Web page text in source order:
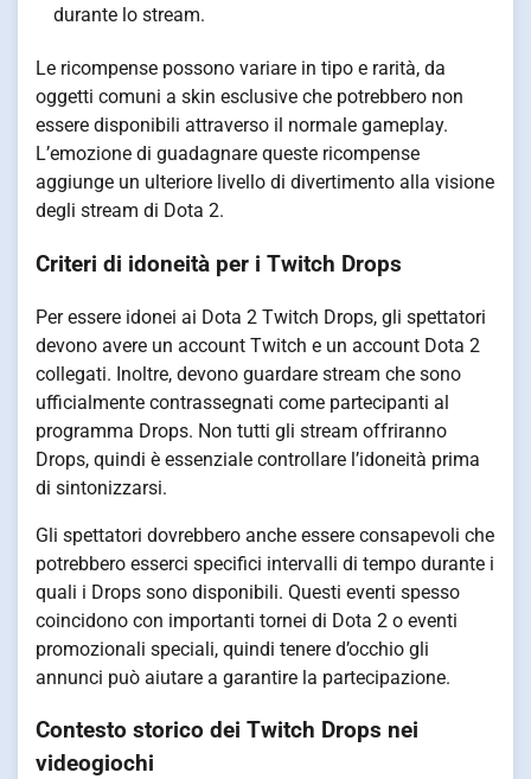
durante lo stream.
Le ricompense possono variare in tipo e rarità, da
oggetti comuni a skin esclusive che potrebbero non
essere disponibili attraverso il normale gameplay.
L’emozione di guadagnare queste ricompense
aggiunge un ulteriore livello di divertimento alla visione
degli stream di Dota 2.
Criteri di idoneità per i Twitch Drops
Per essere idonei ai Dota 2 Twitch Drops, gli spettatori
devono avere un account Twitch e un account Dota 2
collegati. Inoltre, devono guardare stream che sono
ufficialmente contrassegnati come partecipanti al
programma Drops. Non tutti gli stream offriranno
Drops, quindi è essenziale controllare l’idoneità prima
di sintonizzarsi.
Gli spettatori dovrebbero anche essere consapevoli che
potrebbero esserci specifici intervalli di tempo durante i
quali i Drops sono disponibili. Questi eventi spesso
coincidono con importanti tornei di Dota 2 o eventi
promozionali speciali, quindi tenere d’occhio gli
annunci può aiutare a garantire la partecipazione.
Contesto storico dei Twitch Drops nei
videogiochi